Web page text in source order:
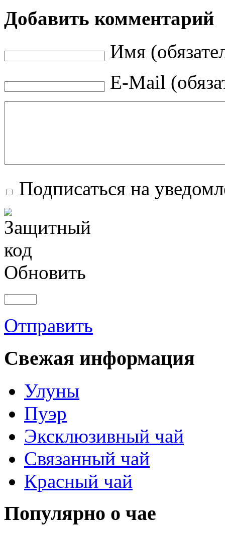
Добавить комментарий
Имя
E-Mail
Подписаться на
Обновить
Отправить
Свежая информация
Улуны
Пуэр
Эксклюзивный чай
Связанный чай
Красный чай
Популярно о чае